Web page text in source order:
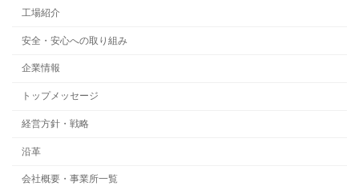
工場紹介
安全・安心への取り組み
企業情報
トップメッセージ
経営方針・戦略
沿革
会社概要・事業所一覧